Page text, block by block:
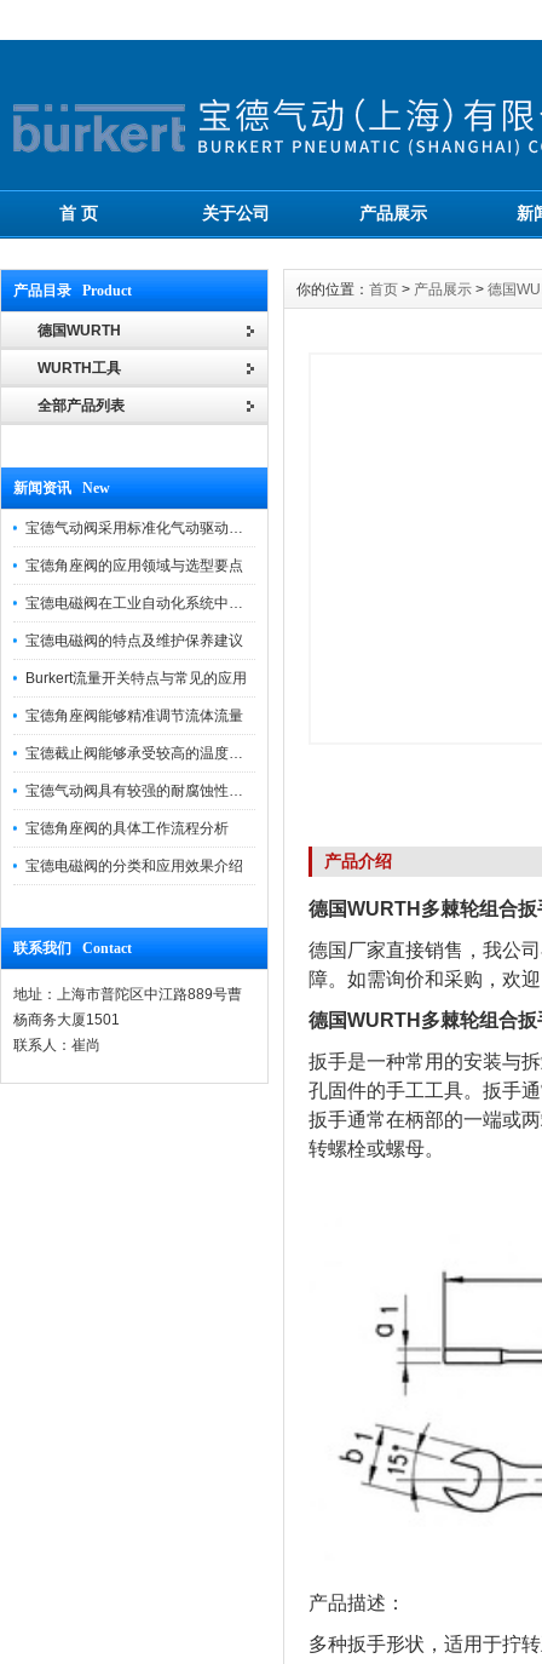
首 页 关于公司 产品展示 新
产品目录 Product
德国WURTH
WURTH工具
全部产品列表
新闻资讯 New
宝德气动阀采用标准化气动驱动设计，可匹配各类工业气源工况
宝德角座阀的应用领域与选型要点
宝德电磁阀在工业自动化系统中的作用
宝德电磁阀的特点及维护保养建议
Burkert流量开关特点与常见的应用
宝德角座阀能够精准调节流体流量
宝德截止阀能够承受较高的温度和压力
宝德气动阀具有较强的耐腐蚀性和抗震性
宝德角座阀的具体工作流程分析
宝德电磁阀的分类和应用效果介绍
联系我们 Contact
地址：上海市普陀区中江路889号曹
杨商务大厦1501
联系人：崔尚
你的位置： 首页 > 产品展示 > 德国
产品介绍
德国WURTH多棘轮组合
德国厂家直接销售，我公
障。如需询价和采购，欢
德国WURTH多棘轮组合
扳手是一种常用的安装与
孔固件的手工工具。扳手
扳手通常在柄部的一端或
转螺栓或螺母。
产品描述：
多种扳手形状，适用于拧